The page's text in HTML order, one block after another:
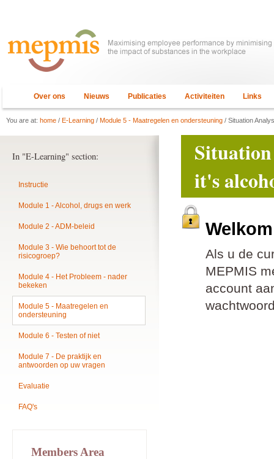
Over ons Nieuws Publicaties Activiteiten Links
You are at: home / E-Learning / Module 5 - Maatregelen en ondersteuning / Situation
it's
Als u de
MEPMIS
account
In "E-Learning" section:
Instructie
Module 1 - Alcohol, drugs en werk
Module 2 - ADM-beleid
Module 3 - Wie behoort tot de
risicogroep?
Module 4 - Het Probleem - nader
bekeken
Module 5 - Maatregelen en
ondersteuning
Module 6 - Testen of niet
Module 7 - De praktijk en
antwoorden op uw vragen
Evaluatie
FAQ's
Members Area